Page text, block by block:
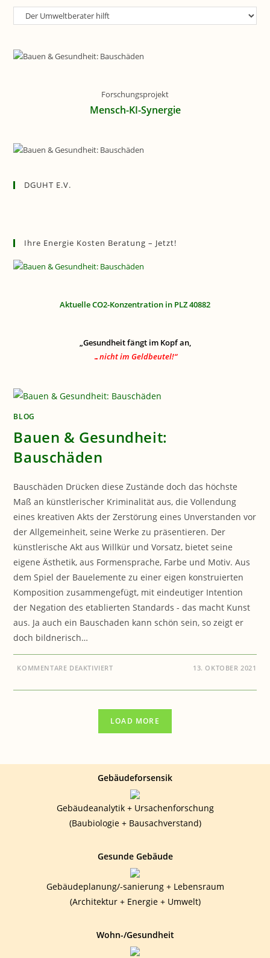
Raum-
Forschungsprojekt
Mensch-KI-Synergie
DGUHT E.V.
Ihre Energie Kosten Beratung – Jetzt!
Aktuelle CO2-Konzentration in PLZ 40882
„Gesundheit fängt im Kopf an,
…nicht im Geldbeutel!“
BLOG
Bauen & Gesundheit:
Bauschäden
Bauschäden Drücken diese Zustände doch das höchste
Maß an künstlerischer Kriminalität aus, die Vollendung
eines kreativen Akts der Zerstörung eines Unverstanden vor
der Allgemeinheit, seine Werke zu präsentieren. Der
künstlerische Akt aus Willkür und Vorsatz, bietet seine
eigene Ästhetik, aus Formensprache, Farbe und Motiv. Aus
dem Spiel der Bauelemente zu einer eigen konstruierten
Komposition zusammengefügt, mit eindeutiger Intention
der Negation des etablierten Standards - das macht Kunst
aus. Ja auch ein Bauschaden kann schön sein, so zeigt er
doch bildnerisch…
KOMMENTARE DEAKTIVIERTFÜR
GESUNDHEIT:
13. OKTOBER 2021
LOAD MORE
Gebäudeforsensik
Gebäudeanalytik + Ursachenforschung
(Baubiologie + Bausachverstand)
Gesunde Gebäude
Gebäudeplanung/-sanierung + Lebensraum
(Architektur + Energie + Umwelt)
Wohn-/Gesundheit